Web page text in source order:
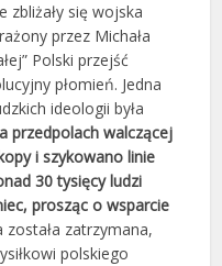
zbliżały się wojska
przez Michała
Polski przejść
płomień. Jedna
ideologii była
przedpolach walczącej
i szykowano linie
30 tysięcy ludzi
prosząc o wsparcie
została zatrzymana,
polskiego